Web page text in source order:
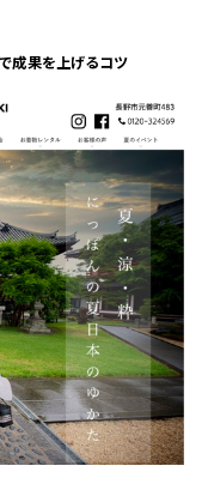
成果を上げるコツ